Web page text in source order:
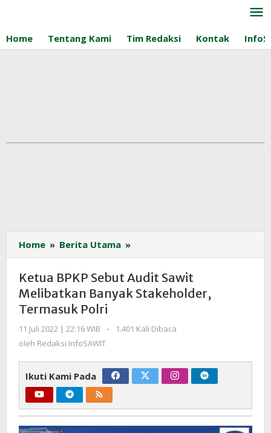
konten
Home Tentang Kami Tim Redaksi Kontak
Home » Berita Utama »
BPKP
Sebut
Audit
Sawit
Banyak
Polri
Ketua BPKP Sebut Audit Sawit
Melibatkan Banyak Stakeholder,
Termasuk Polri
11 Juli 2022 | 22:16 WIB
oleh
Redaksi
-
1.401 Kali Dibaca
oleh Redaksi InfoSAWIT
Ikuti Kami Pada